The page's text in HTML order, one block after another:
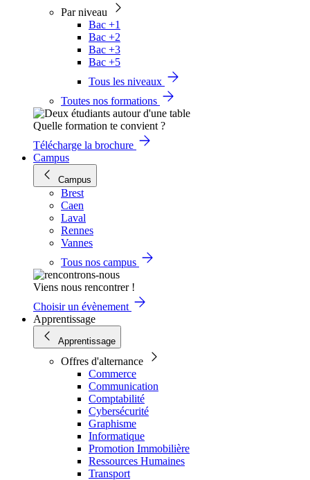
Par niveau
Bac +1
Bac +2
Bac +3
Bac +5
Tous les niveaux
Toutes nos formations
Quelle formation te convient ?
Télécharge la brochure
Campus
Campus
Brest
Caen
Laval
Rennes
Vannes
Tous nos campus
Viens nous rencontrer !
Choisir un évènement
Apprentissage
Apprentissage
Offres d'alternance
Commerce
Communication
Comptabilité
Cybersécurité
Graphisme
Informatique
Promotion Immobilière
Ressources Humaines
Transport